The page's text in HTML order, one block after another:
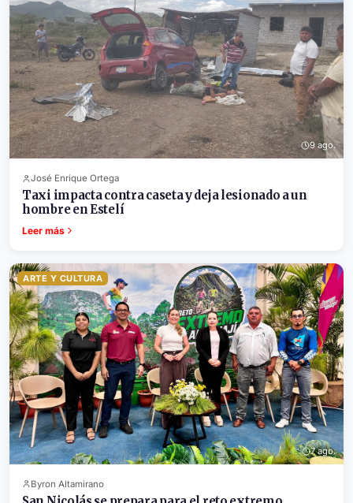
9 ago.
José Enrique Ortega
Taxi impacta contra caseta y deja lesionado a un
hombre en Estelí
Leer más
ARTE Y CULTURA
7 ago.
Byron Altamirano